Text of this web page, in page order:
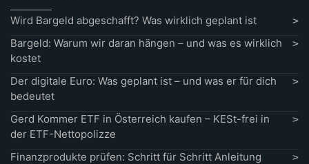
Wird Bargeld abgeschafft? Was wirklich geplant ist
Bargeld: Warum wir daran hängen – und was es wirklich
kostet
Der digitale Euro: Was geplant ist – und was er für dich
bedeutet
Gerd Kommer ETF in Österreich kaufen – KESt-frei in
der ETF-Nettopolizze
Finanzprodukte prüfen: Schritt für Schritt Anleitung